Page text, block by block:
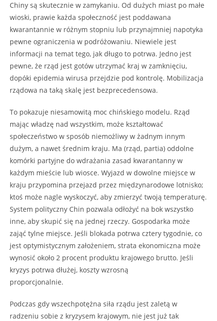
Chiny są skutecznie w zamykaniu. Od dużych miast po małe
wioski, prawie każda społeczność jest poddawana
kwarantannie w różnym stopniu lub przynajmniej napotyka
pewne ograniczenia w podróżowaniu. Niewiele jest
informacji na temat tego, jak długo to potrwa. Jedno jest
pewne, że rząd jest gotów utrzymać kraj w zamknięciu,
dopóki epidemia wirusa przejdzie pod kontrolę. Mobilizacja
rządowa na taką skalę jest bezprecedensowa.
To pokazuje niesamowitą moc chińskiego modelu. Rząd
mając władzę nad wszystkim, może kształtować
społeczeństwo w sposób niemożliwy w żadnym innym
dużym, a nawet średnim kraju. Ma (rząd, partia) oddolne
komórki partyjne do wdrażania zasad kwarantanny w
każdym mieście lub wiosce. Wyjazd w dowolne miejsce w
kraju przypomina przejazd przez międzynarodowe lotnisko;
ktoś może nagle wyskoczyć, aby zmierzyć twoją temperaturę.
System polityczny Chin pozwala odłożyć na bok wszystko
inne, aby skupić się na jednej rzeczy. Gospodarka może
zająć tylne miejsce. Jeśli blokada potrwa cztery tygodnie, co
jest optymistycznym założeniem, strata ekonomiczna może
wynosić około 2 procent produktu krajowego brutto. Jeśli
kryzys potrwa dłużej, koszty wzrosną
proporcjonalnie.
Podczas gdy wszechpotężna siła rządu jest zaletą w
radzeniu sobie z kryzysem krajowym, nie jest już tak